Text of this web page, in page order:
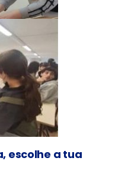
escolhe a tua